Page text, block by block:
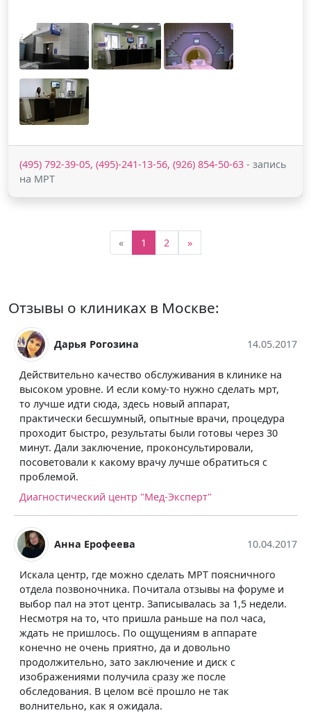
(495) 792-39-05, (495)-241-13-56, (926) 854-50-63 - запись
на МРТ
« 1 2 »
Отзывы о клиниках в Москве:
Дарья Рогозина 14.05.2017
Действительно качество обслуживания в клинике на
высоком уровне. И если кому-то нужно сделать мрт,
то лучше идти сюда, здесь новый аппарат,
практически бесшумный, опытные врачи, процедура
проходит быстро, результаты были готовы через 30
минут. Дали заключение, проконсультировали,
посоветовали к какому врачу лучше обратиться с
проблемой.
Диагностический центр "Мед-Эксперт"
Анна Ерофеева 10.04.2017
Искала центр, где можно сделать МРТ поясничного
отдела позвоночника. Почитала отзывы на форуме и
выбор пал на этот центр. Записывалась за 1,5 недели.
Несмотря на то, что пришла раньше на пол часа,
ждать не пришлось. По ощущениям в аппарате
конечно не очень приятно, да и довольно
продолжительно, зато заключение и диск с
изображениями получила сразу же после
обследования. В целом всё прошло не так
волнительно, как я ожидала.